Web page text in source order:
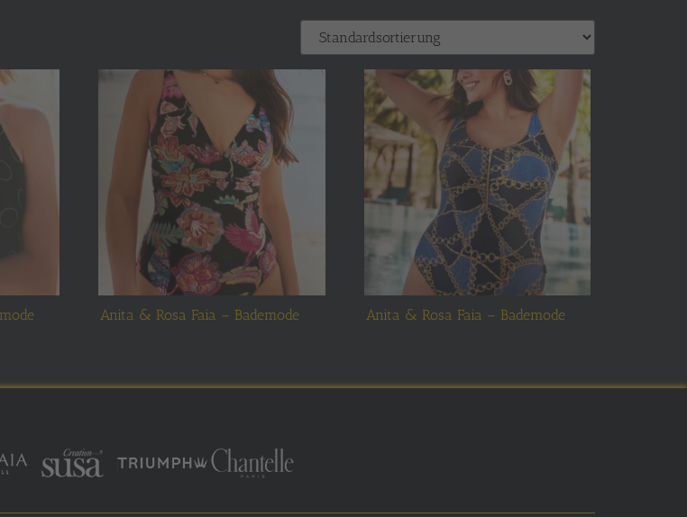
Anita & Rosa Faia – Bademode Anita & Rosa Faia – Bademode